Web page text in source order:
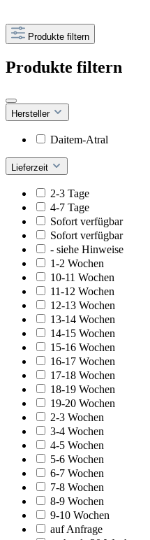
Produkte filtern
Produkte filtern
Hersteller
Daitem-Atral
Lieferzeit
2-3 Tage
4-7 Tage
Sofort verfügbar
Sofort verfügbar
- siehe Hinweise
1-2 Wochen
10-11 Wochen
11-12 Wochen
12-13 Wochen
13-14 Wochen
14-15 Wochen
15-16 Wochen
16-17 Wochen
17-18 Wochen
18-19 Wochen
19-20 Wochen
2-3 Wochen
3-4 Wochen
4-5 Wochen
5-6 Wochen
6-7 Wochen
7-8 Wochen
8-9 Wochen
9-10 Wochen
auf Anfrage